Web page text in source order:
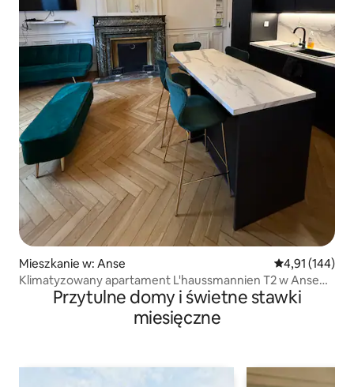
Mieszkanie w: Anse Średnia
4,91 (144)
Klimatyzowany apartament L'haussmannien T2 w Anse
dla 4 osób, parking
Przytulne domy i świetne stawki
miesięczne